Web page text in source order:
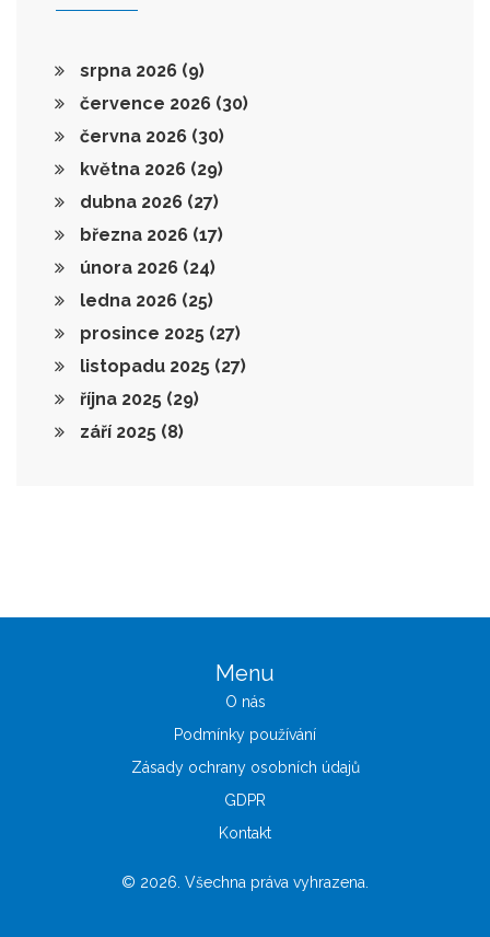
srpna 2026 (9)
července 2026 (30)
června 2026 (30)
května 2026 (29)
dubna 2026 (27)
března 2026 (17)
února 2026 (24)
ledna 2026 (25)
prosince 2025 (27)
listopadu 2025 (27)
října 2025 (29)
září 2025 (8)
Menu
O nás
Podmínky používání
Zásady ochrany osobních údajů
GDPR
Kontakt
© 2026. Všechna práva vyhrazena.